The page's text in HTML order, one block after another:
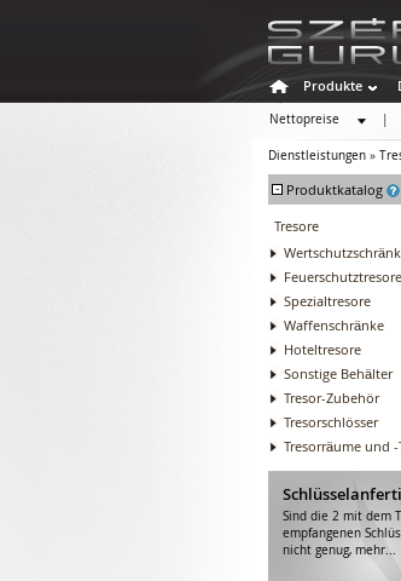
Produkte
Nettopreise
Dienstleistungen »
- Produktkatalog
Tresore
Feuerschutztresore
Spezialtresore
Waffenschränke
Hoteltresore
Sonstige Behälter
Tresor-Zubehör
Tresorschlösser
Tresorräume und -
Sind die 2 mit dem
empfangenen
nicht genug, mehr...